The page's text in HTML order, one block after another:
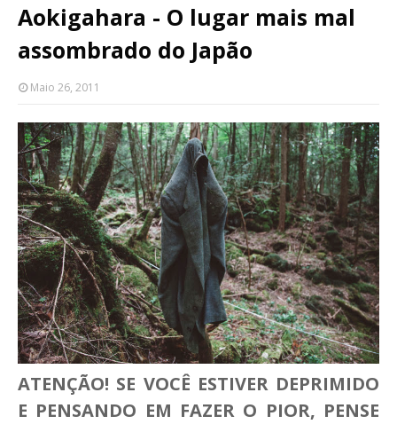
Aokigahara - O lugar mais mal
assombrado do Japão
Maio 26, 2011
ATENÇÃO! SE VOCÊ ESTIVER DEPRIMIDO
E PENSANDO EM FAZER O PIOR, PENSE